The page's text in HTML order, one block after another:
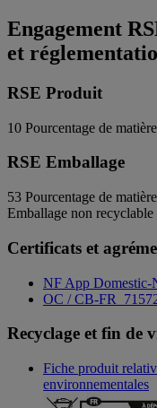
Engagement
et
RSE Produit
10 Pourcentage de
RSE Emballage
53 Pourcentage de
Emballage non recyclable
Certificats et
NF App Domestic-
OC / CB-
Recyclage et fin de
Fiche produit
environnementales